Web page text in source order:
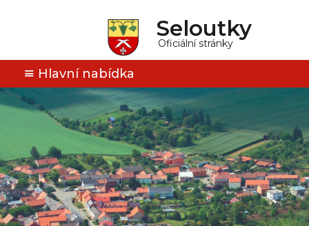
Seloutky
Oficiální stránky
Hlavní nabídka